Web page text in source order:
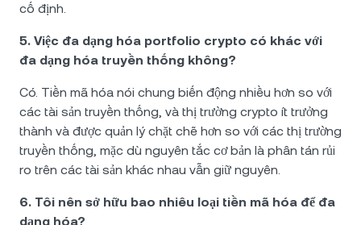
cố định.
5. Việc đa dạng hóa portfolio crypto có khác với
đa dạng hóa truyền thống không?
Có. Tiền mã hóa nói chung biến động nhiều hơn so với
các tài sản truyền thống, và thị trường crypto ít trưởng
thành và được quản lý chặt chẽ hơn so với các thị trường
truyền thống, mặc dù nguyên tắc cơ bản là phân tán rủi
ro trên các tài sản khác nhau vẫn giữ nguyên.
6. Tôi nên sở hữu bao nhiêu loại tiền mã hóa để đa
dạng hóa?